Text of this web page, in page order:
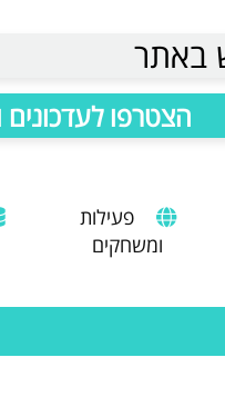
הצטרפו לעדכונים
פעילות
ומשחקים